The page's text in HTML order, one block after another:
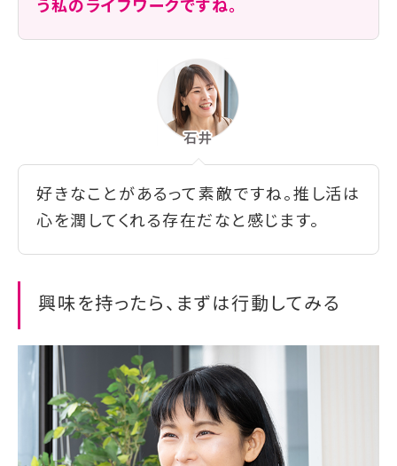
う私のライフワークですね。
好きなことがあるって素敵ですね。推し活は
心を潤してくれる存在だなと感じます。
興味を持ったら、まずは行動してみる